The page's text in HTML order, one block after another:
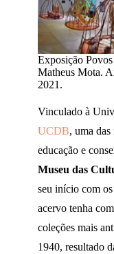
Exposição
Matheus Mota.
2021.
Vinculado à
UCDB, uma
educação e
Museu das
seu início com
acervo tenha
coleções mais
1940, resultado